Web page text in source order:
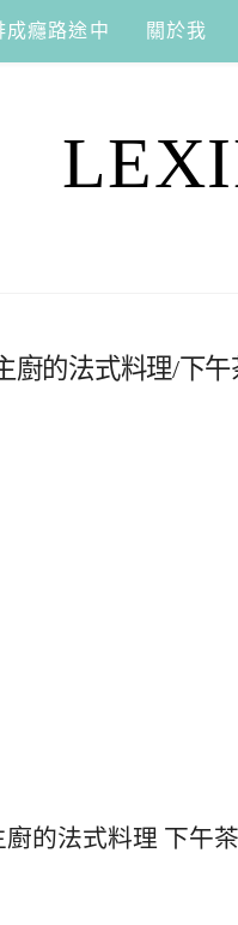
成癮路途中 關於我
廚的法式料理/下
的法式料理 下午